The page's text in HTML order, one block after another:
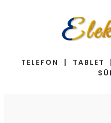
TELEFON |